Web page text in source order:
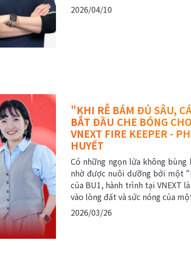
2026/04/10
"KHI RỄ BÁM ĐỦ SÂU,
BẮT ĐẦU CHE BÓNG
VNEXT FIRE KEEPER -
HUYẾT
Có những ngọn lửa không
nhờ được nuôi dưỡng bởi một
của BU1, hành trình tại VNEXT
vào lòng đất và sức nóng của
2026/03/26